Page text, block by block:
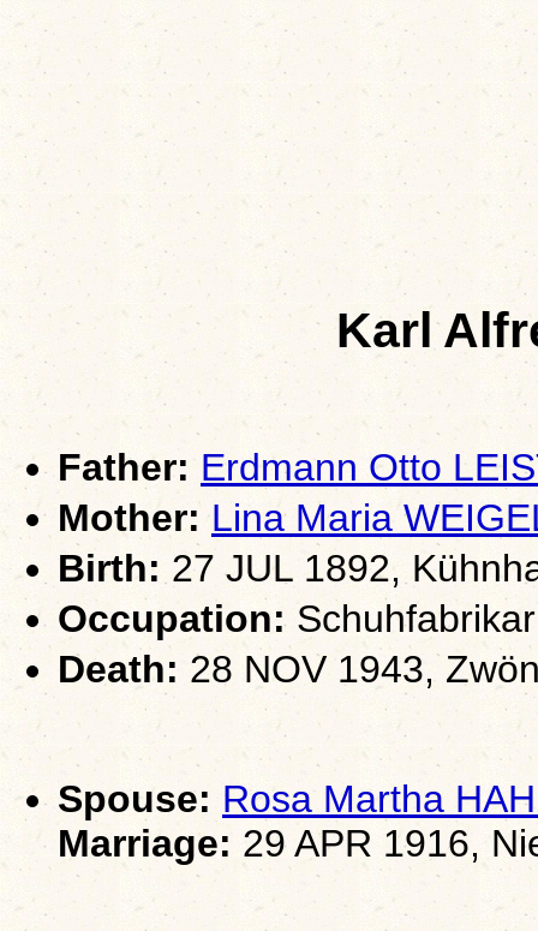
Karl
Father: Erdmann Otto
Mother: Lina Maria
Birth: 27 JUL 1892,
Occupation:
Death: 28 NOV 1943,
Spouse: Rosa Martha
Marriage: 29 APR 1916,